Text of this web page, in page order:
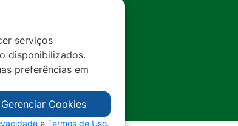
serviços
disponibilizados.
preferências em
Gerenciar Cookies
e Termos de Uso,